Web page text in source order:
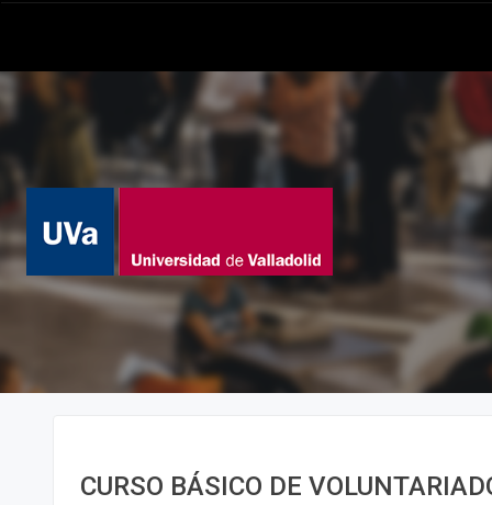
CURSO BÁSICO DE